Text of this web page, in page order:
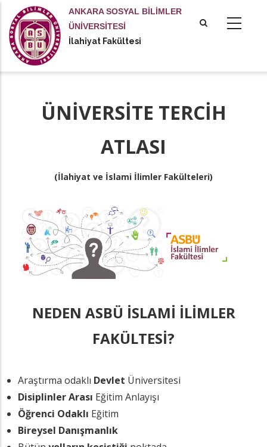
içeriğe
atla
ANKARA SOSYAL BİLİMLER
ÜNİVERSİTESİ
İlahiyat Fakültesi
ÜNİVERSİTE TERCİH
ATLASI
(İlahiyat ve İslami İlimler Fakülteleri)
NEDEN ASBÜ İSLAMİ İLİMLER
FAKÜLTESİ?
Araştırma odaklı Devlet Üniversitesi
Disiplinler Arası Eğitim Anlayışı
Öğrenci Odaklı Eğitim
Bireysel Danışmanlık